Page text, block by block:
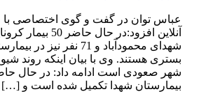
عباس توان در گفت و گوی اختصاصی با
آنلاین افزود:در حال
شهدای محمودآباد و 71 نفر
بستری هستند. وی با بیان اینکه روند
شهر صعودی است ادامه داد: در حال
بیمارستان شهدا تکمیل شده است و […]